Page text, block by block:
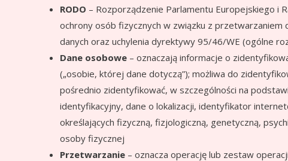
RODO – Rozporządzenie Parlamentu Europejskiego i
ochrony osób fizycznych w związku z
danych oraz uchylenia dyrektywy 95/46/WE (ogólne
Dane osobowe – oznaczają informacje o
(„osobie, której dane dotyczą”); możliwa do
pośrednio zidentyfikować, w szczególności na
identyfikacyjny, dane o lokalizacji, identyfikator
określających fizyczną, fizjologiczną, genetyczną,
osoby fizycznej
Przetwarzanie – oznacza operację lub zestaw